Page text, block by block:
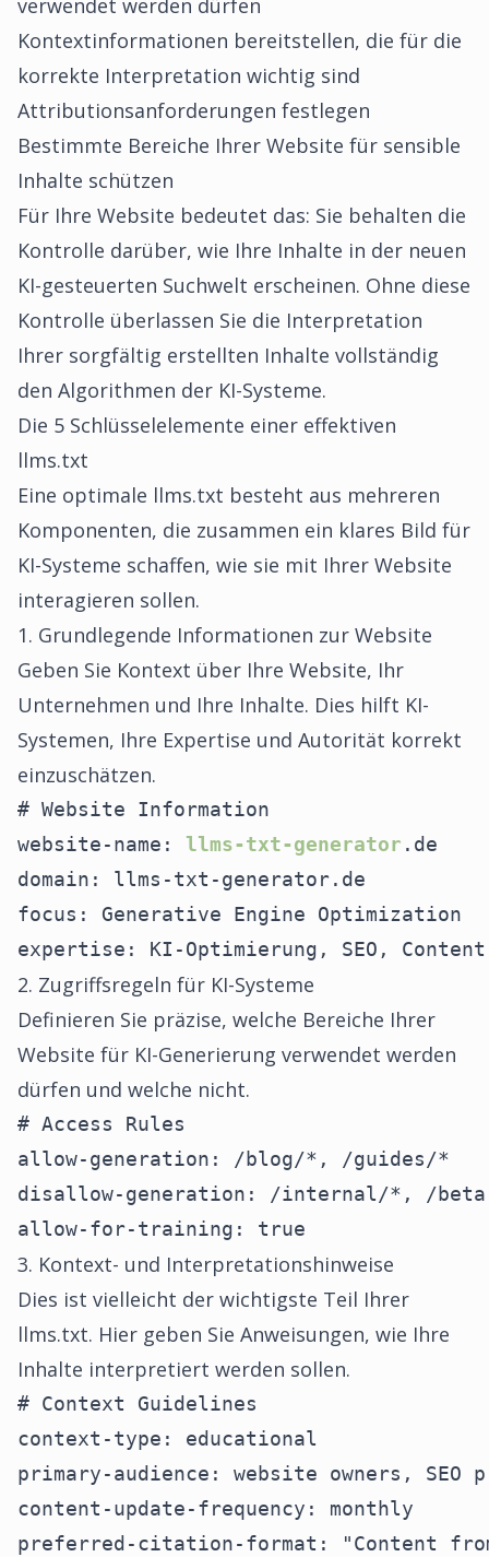
verwendet werden dürfen
Kontextinformationen bereitstellen, die für die
korrekte Interpretation wichtig sind
Attributionsanforderungen festlegen
Bestimmte Bereiche Ihrer Website für sensible
Inhalte schützen
Für Ihre Website bedeutet das: Sie behalten die
Kontrolle darüber, wie Ihre Inhalte in der neuen
KI-gesteuerten Suchwelt erscheinen. Ohne diese
Kontrolle überlassen Sie die Interpretation
Ihrer sorgfältig erstellten Inhalte vollständig
den Algorithmen der KI-Systeme.
Die 5 Schlüsselelemente einer effektiven
llms.txt
Eine optimale llms.txt besteht aus mehreren
Komponenten, die zusammen ein klares Bild für
KI-Systeme schaffen, wie sie mit Ihrer Website
interagieren sollen.
1. Grundlegende Informationen zur Website
Geben Sie Kontext über Ihre Website, Ihr
Unternehmen und Ihre Inhalte. Dies hilft KI-
Systemen, Ihre Expertise und Autorität korrekt
einzuschätzen.
# Website Information
website-name: llms-txt-generator .de
domain: llms-txt-generator.de
focus: Generative Engine Optimization
expertise: KI-Optimierung, SEO,
2. Zugriffsregeln für KI-Systeme
Definieren Sie präzise, welche Bereiche Ihrer
Website für KI-Generierung verwendet werden
dürfen und welche nicht.
# Access Rules
allow-generation: /blog/*, /guides/*
disallow-generation: /internal/*, /
allow-for-training: true
3. Kontext- und Interpretationshinweise
Dies ist vielleicht der wichtigste Teil Ihrer
llms.txt. Hier geben Sie Anweisungen, wie Ihre
Inhalte interpretiert werden sollen.
# Context Guidelines
context-type: educational
primary-audience: website owners, SEO
content-update-frequency: monthly
preferred-citation-format: "Content